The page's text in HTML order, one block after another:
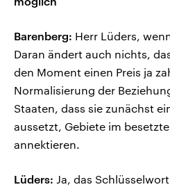
Barenberg: Herr Lüders,
Daran ändert auch nichts,
den Moment einen Preis ja
Normalisierung der
Staaten, dass sie zunächst
aussetzt, Gebiete im
annektieren.
Lüders: Ja, das